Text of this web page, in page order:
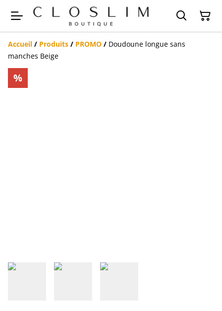
Accueil / Produits / PROMO / Doudoune longue sans
manches Beige
%